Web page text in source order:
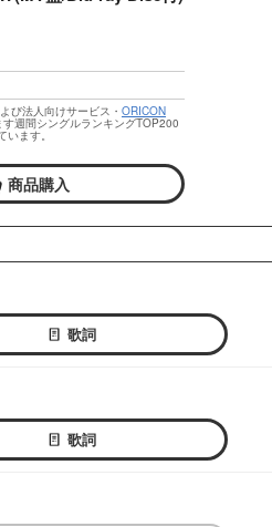
び法人向けサービス・ ORICON
週間シングルランキングTOP200
ます。
商品購入
歌詞
歌詞